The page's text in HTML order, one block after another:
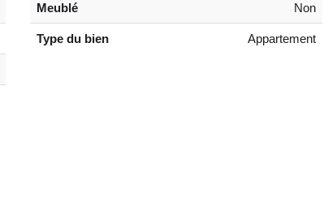
Meublé Non
Type du bien Appartement